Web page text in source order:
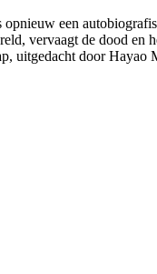
een
vervaagt de dood
uitgedacht door Hayao